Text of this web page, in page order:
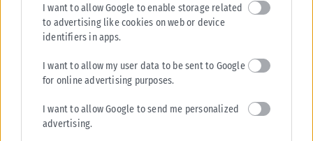
I want to allow Google to enable storage related
to advertising like cookies on web or device
identifiers in apps.
I want to allow my user data to be sent to Google
for online advertising purposes.
I want to allow Google to send me personalized
advertising.